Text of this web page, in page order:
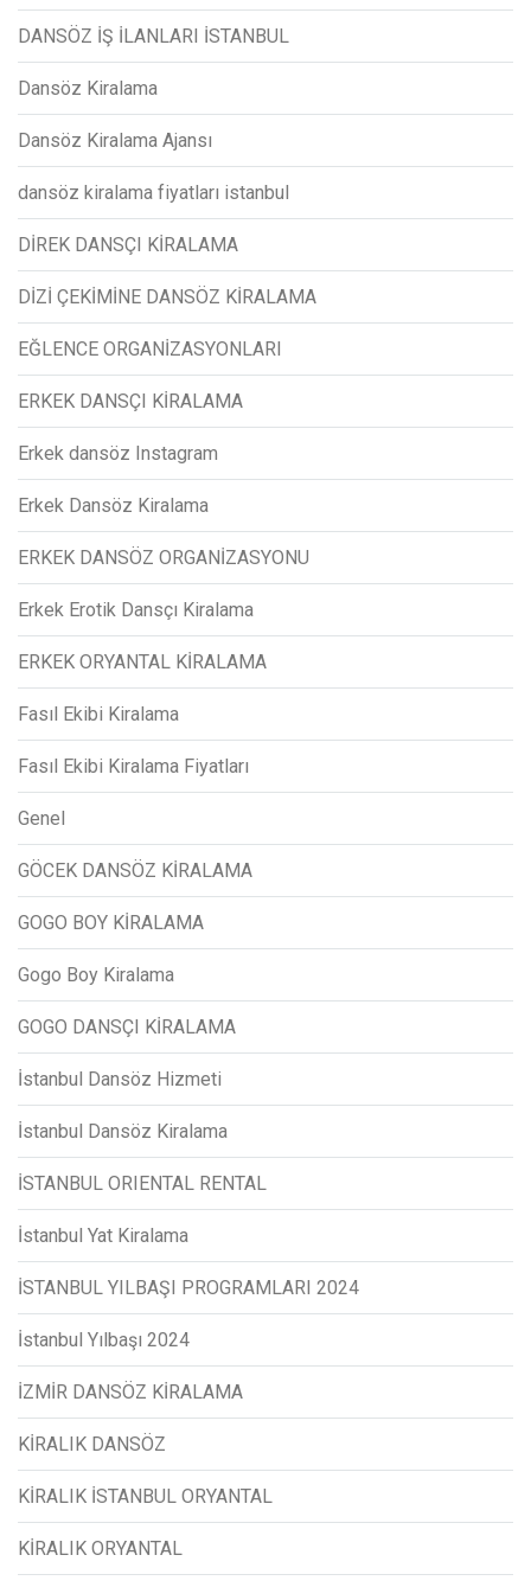
DANSÖZ İŞ İLANLARI İSTANBUL
Dansöz Kiralama
Dansöz Kiralama Ajansı
dansöz kiralama fiyatları istanbul
DİREK DANSÇI KİRALAMA
DİZİ ÇEKİMİNE DANSÖZ KİRALAMA
EĞLENCE ORGANİZASYONLARI
ERKEK DANSÇI KİRALAMA
Erkek dansöz Instagram
Erkek Dansöz Kiralama
ERKEK DANSÖZ ORGANİZASYONU
Erkek Erotik Dansçı Kiralama
ERKEK ORYANTAL KİRALAMA
Fasıl Ekibi Kiralama
Fasıl Ekibi Kiralama Fiyatları
Genel
GÖCEK DANSÖZ KİRALAMA
GOGO BOY KİRALAMA
Gogo Boy Kiralama
GOGO DANSÇI KİRALAMA
İstanbul Dansöz Hizmeti
İstanbul Dansöz Kiralama
İSTANBUL ORIENTAL RENTAL
İstanbul Yat Kiralama
İSTANBUL YILBAŞI PROGRAMLARI 2024
İstanbul Yılbaşı 2024
İZMİR DANSÖZ KİRALAMA
KİRALIK DANSÖZ
KİRALIK İSTANBUL ORYANTAL
KİRALIK ORYANTAL